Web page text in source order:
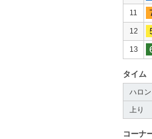
11
12
13
タイム
ハロ
上り
コーナ